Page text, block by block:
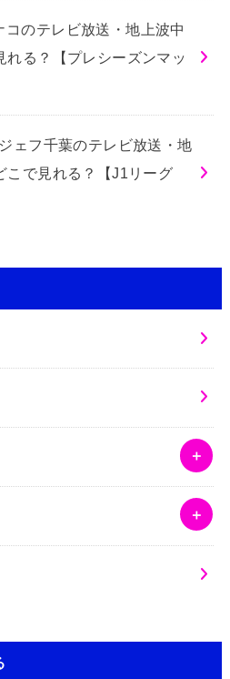
コのテレビ放送・地上波中
れる？【プレシーズンマッ
ェフ千葉のテレビ放送・地
こで見れる？【J1リーグ